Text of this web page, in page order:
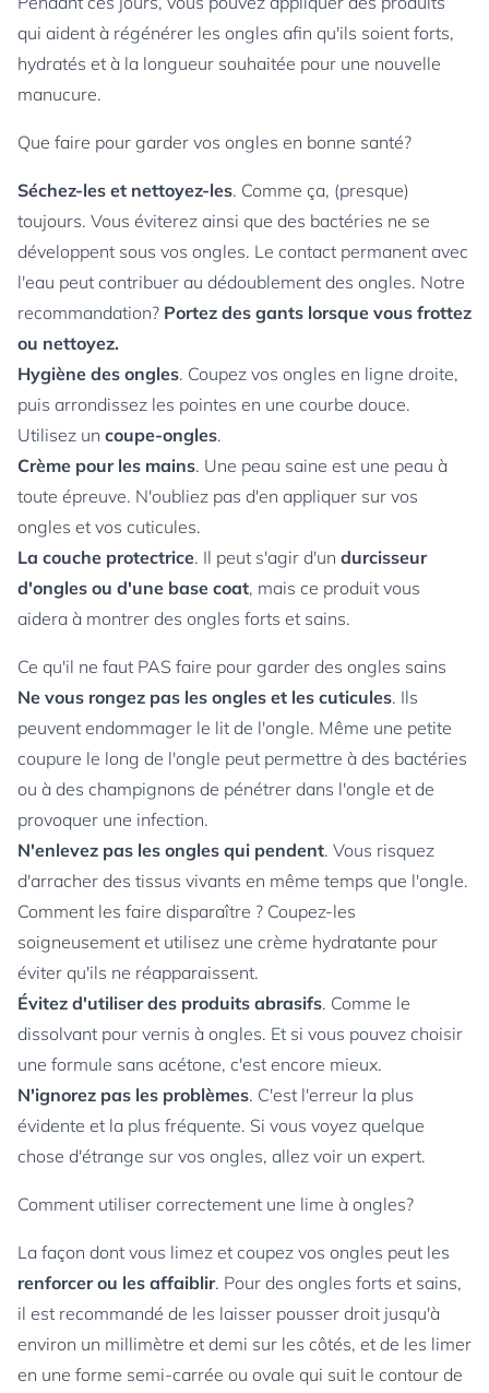
qui aident à régénérer les ongles afin qu'ils soient forts,
hydratés et à la longueur souhaitée pour une nouvelle
manucure.
Que faire pour garder vos ongles en bonne santé?
Séchez-les et nettoyez-les. Comme ça, (presque)
toujours. Vous éviterez ainsi que des bactéries ne se
développent sous vos ongles. Le contact permanent avec
l'eau peut contribuer au dédoublement des ongles. Notre
recommandation? Portez des gants lorsque vous frottez
ou nettoyez.
Hygiène des ongles. Coupez vos ongles en ligne droite,
puis arrondissez les pointes en une courbe douce.
Utilisez un coupe-ongles.
Crème pour les mains. Une peau saine est une peau à
toute épreuve. N'oubliez pas d'en appliquer sur vos
ongles et vos cuticules.
La couche protectrice. Il peut s'agir d'un durcisseur
d'ongles ou d'une base coat, mais ce produit vous
aidera à montrer des ongles forts et sains.
Ce qu'il ne faut PAS faire pour garder des ongles sains
Ne vous rongez pas les ongles et les cuticules. Ils
peuvent endommager le lit de l'ongle. Même une petite
coupure le long de l'ongle peut permettre à des bactéries
ou à des champignons de pénétrer dans l'ongle et de
provoquer une infection.
N'enlevez pas les ongles qui pendent. Vous risquez
d'arracher des tissus vivants en même temps que l'ongle.
Comment les faire disparaître ? Coupez-les
soigneusement et utilisez une crème hydratante pour
éviter qu'ils ne réapparaissent.
Évitez d'utiliser des produits abrasifs. Comme le
dissolvant pour vernis à ongles. Et si vous pouvez choisir
une formule sans acétone, c'est encore mieux.
N'ignorez pas les problèmes. C'est l'erreur la plus
évidente et la plus fréquente. Si vous voyez quelque
chose d'étrange sur vos ongles, allez voir un expert.
Comment utiliser correctement une lime à ongles?
La façon dont vous limez et coupez vos ongles peut les
renforcer ou les affaiblir. Pour des ongles forts et sains,
il est recommandé de les laisser pousser droit jusqu'à
environ un millimètre et demi sur les côtés, et de les limer
en une forme semi-carrée ou ovale qui suit le contour de